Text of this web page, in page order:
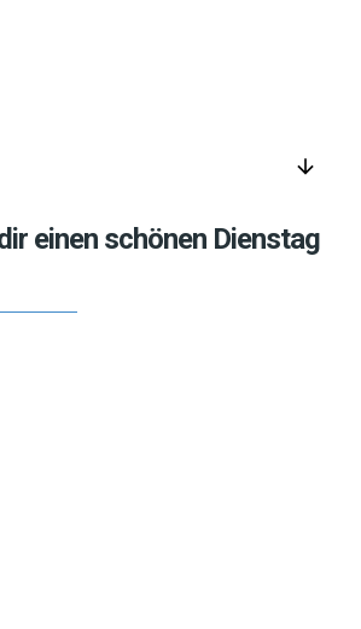
arrow_downward
einen schönen Dienstag